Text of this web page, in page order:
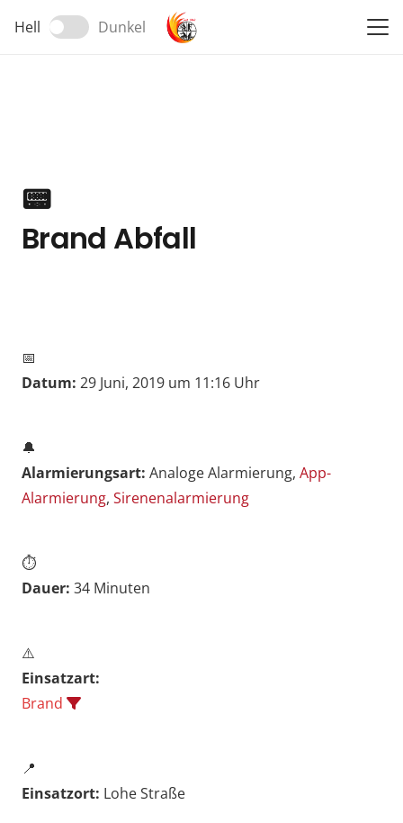
Hell Dunkel
📟
Brand Abfall
📅
Datum: 29 Juni, 2019 um 11:16 Uhr
🔔
Alarmierungsart: Analoge Alarmierung, App-
Alarmierung, Sirenenalarmierung
⏱️
Dauer: 34 Minuten
⚠️
Einsatzart:
Brand
📍
Einsatzort: Lohe Straße